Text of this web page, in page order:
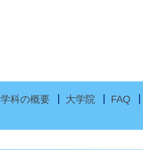
学科の概要 大学院 FAQ